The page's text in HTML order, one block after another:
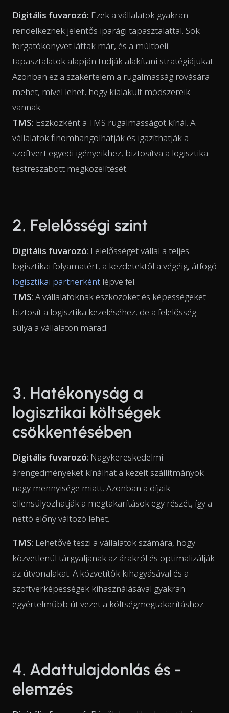
Digitális fuvarozó: Ezek a vállalatok gyakran
rendelkeznek jelentős iparági tapasztalattal. Sok
forgatókönyvet láttak már, és a múltbeli
tapasztalatok alapján tudják alakítani stratégiájukat.
Azonban ez a szakértelem a rugalmasság rovására
mehet, mivel lehet, hogy kialakult módszereik
vannak.
TMS: Eszközként a TMS rugalmasságot kínál. A
vállalatok finomhangolhatják és igazíthatják a
szoftvert egyedi igényeikhez, biztosítva a logisztika
testreszabott megközelítését.
2. Felelősségi szint
Digitális fuvarozó: Felelősséget vállal a teljes
logisztikai folyamatért, a kezdetektől a végéig, átfogó
logisztikai partnerként lépve fel.
TMS: A vállalatoknak eszközöket és képességeket
biztosít a logisztika kezeléséhez, de a felelősség
súlya a vállalaton marad.
3. Hatékonyság a
logisztikai költségek
csökkentésében
Digitális fuvarozó: Nagykereskedelmi
árengedményeket kínálhat a kezelt szállítmányok
nagy mennyisége miatt. Azonban a díjaik
ellensúlyozhatják a megtakarítások egy részét, így a
nettó előny változó lehet.
TMS: Lehetővé teszi a vállalatok számára, hogy
közvetlenül tárgyaljanak az árakról és optimalizálják
az útvonalakat. A közvetítők kihagyásával és a
szoftverképességek kihasználásával gyakran
egyértelműbb út vezet a költségmegtakarításhoz.
4. Adattulajdonlás és -
elemzés